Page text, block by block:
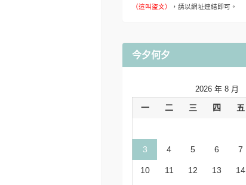
（這叫盜文）
，請以網址連結即可。
今夕何夕
2026 年 8 月
一 二 三 四 五
3 4 5 6 7
10 11 12 13 14